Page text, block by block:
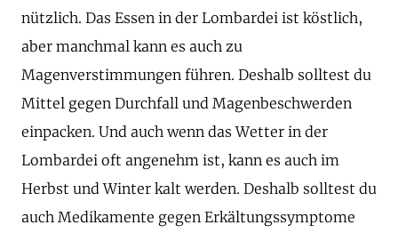
nützlich. Das Essen in der Lombardei ist köstlich,
aber manchmal kann es auch zu
Magenverstimmungen führen. Deshalb solltest du
Mittel gegen Durchfall und Magenbeschwerden
einpacken. Und auch wenn das Wetter in der
Lombardei oft angenehm ist, kann es auch im
Herbst und Winter kalt werden. Deshalb solltest du
auch Medikamente gegen Erkältungssymptome